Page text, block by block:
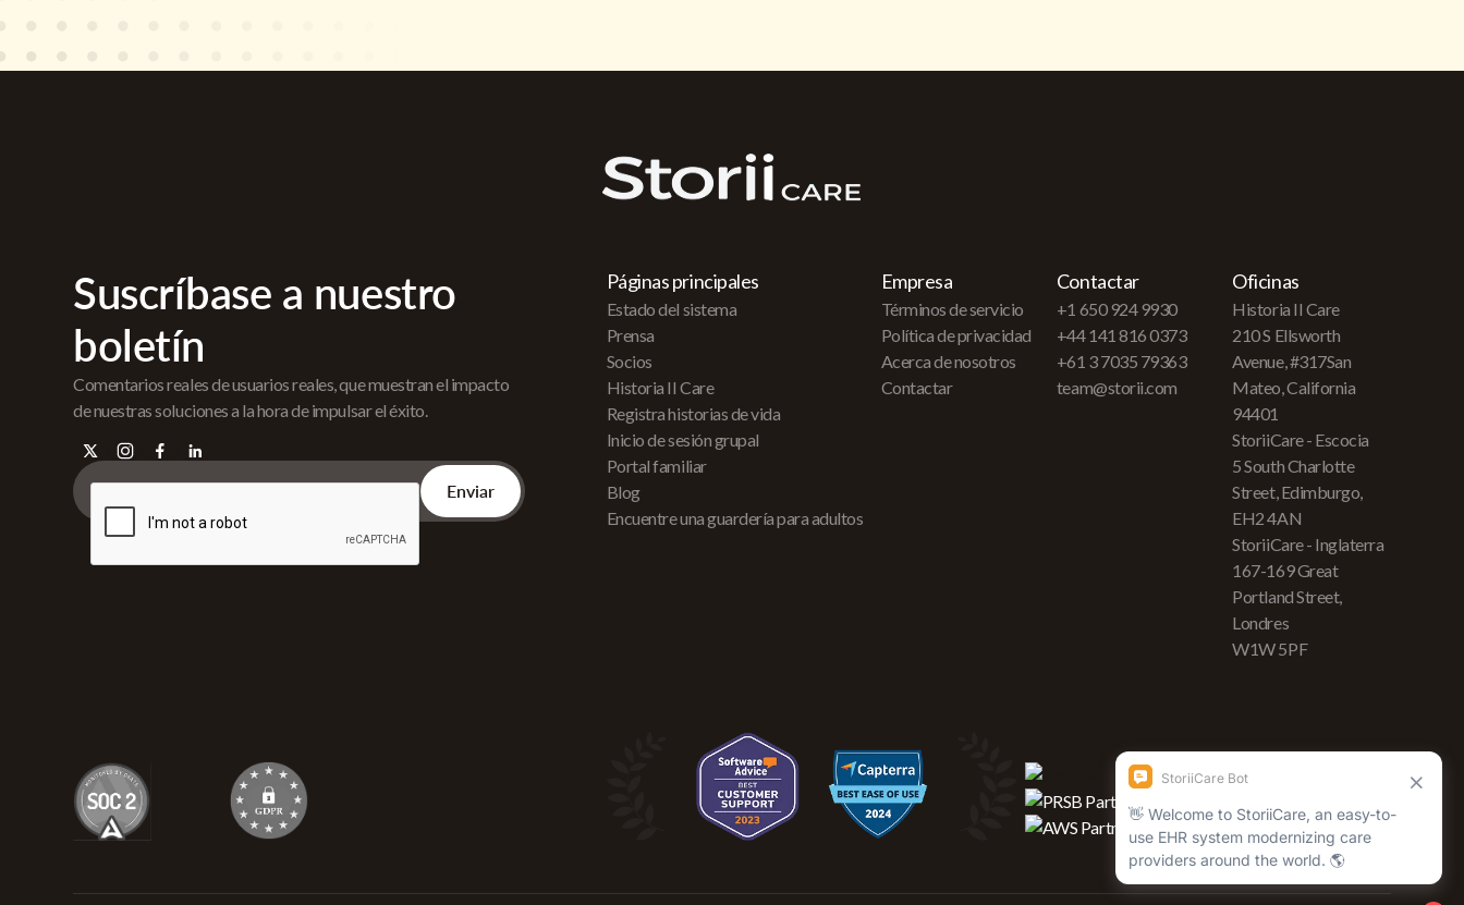
Suscríbase a nuestro
boletín
Comentarios reales de usuarios reales, que muestran el impacto
de nuestras soluciones a la hora de impulsar el éxito.
Páginas principales
Estado del sistema
Prensa
Socios
Historia II Care
Registra historias de vida
Inicio de sesión grupal
Portal familiar
Blog
Encuentre una guardería para adultos
Empresa
Términos de servicio
Política de privacidad
Acerca de nosotros
Contactar
Contactar
+1 650 924 9930
+44 141 816 0373
+61 3 7035 79363
team@storii.com
Oficinas
Historia II Care
210 S Ellsworth
Avenue, #317San
Mateo, California
94401
StoriiCare - Escocia
5 South Charlotte
Street, Edimburgo,
EH2 4AN
StoriiCare - Inglaterra
167-169 Great
Portland Street,
Londres
W1W 5PF